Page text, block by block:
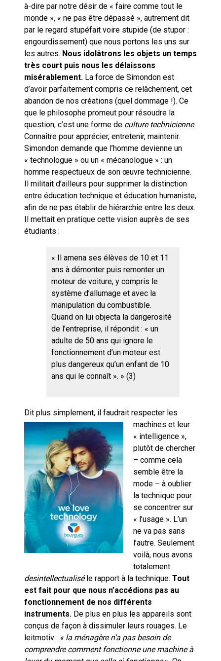
à-dire par notre désir de « faire comme tout le
monde », « ne pas être dépassé », autrement dit
par le regard stupéfait voire stupide (de stupor :
engourdissement) que nous portons les uns sur
les autres. Nous idolâtrons les objets un temps
très court puis nous les délaissons
misérablement. La force de Simondon est
d’avoir parfaitement compris ce relâchement, cet
abandon de nos créations (quel dommage !). Ce
que le philosophe promeut pour résoudre la
question, c’est une forme de culture technicienne.
Connaître pour apprécier, entretenir, maintenir.
Simondon demande que l’homme devienne un
« technologue » ou un « mécanologue » : un
homme respectueux de son œuvre technicienne.
Il militait d’ailleurs pour supprimer la distinction
entre éducation technique et éducation humaniste,
afin de ne pas établir de hiérarchie entre les deux.
Il mettait en pratique cette vision auprès de ses
étudiants :
« Il amena ses élèves de 10 et 11
ans à démonter puis remonter un
moteur de voiture, y compris le
système d’allumage et avec la
manipulation du combustible.
Quand on lui objecta la dangerosité
de l’entreprise, il répondit : « un
adulte de 50 ans qui ignore le
fonctionnement d’un moteur est
plus dangereux qu’un enfant de 10
ans qui le connaît ». » (3)
Dit plus simplement, il faudrait respecter les
machines et leur
« intelligence »,
plutôt de chercher
– comme cela
semble être la
mode – à oublier
la technique pour
se concentrer sur
« l’usage ». L’un
ne va pas sans
l’autre. Seulement
voilà, nous avons
totalement
desintellectualiséle rapport à la technique. Tout
est fait pour que nous n’accédions pas au
fonctionnement de nos différents
instruments. De plus en plus les appareils sont
conçus de façon à dissimuler leurs rouages. Le
leitmotiv : « la ménagère n’a pas besoin de
comprendre comment fonctionne une machine à